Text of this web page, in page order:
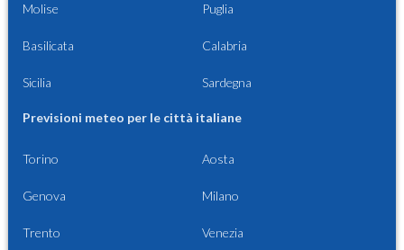
Molise Puglia
Basilicata Calabria
Sicilia Sardegna
Previsioni meteo per le città italiane
Torino Aosta
Genova Milano
Trento Venezia